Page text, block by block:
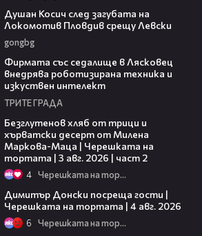
Душан Косич след загубата на
Локомотив Пловдив срещу Левски
gongbg
Фирмата със седалище в Лясковец
внедрява роботизирана техника и
изкуствен интелект
ТРИТЕ ГРАДА
Безглутенов хляб от трици и
хърватски десерт от Милена
Маркова-Маца | Черешката на
тортата | 3 авг. 2026 | част 2
4 Черешката на тортата
Димитър Донски посреща гости |
Черешката на тортата | 4 авг. 2026
6 Черешката на тортата